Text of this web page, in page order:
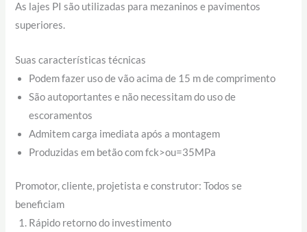
As lajes PI são utilizadas para mezaninos e pavimentos
superiores.
Suas características técnicas
Podem fazer uso de vão acima de 15 m de comprimento
São autoportantes e não necessitam do uso de
escoramentos
Admitem carga imediata após a montagem
Produzidas em betão com fck>ou=35MPa
Promotor, cliente, projetista e construtor: Todos se
beneficiam
Rápido retorno do investimento